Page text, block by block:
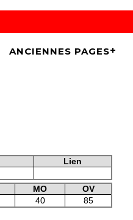
ANCIENNES PAGES
Lien
MO
OV
40 85